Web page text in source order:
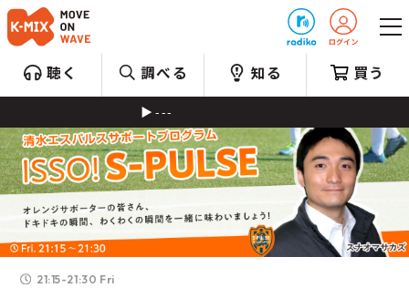
聴く 調べる 知る 買う
---
21:15-21:30 Fri